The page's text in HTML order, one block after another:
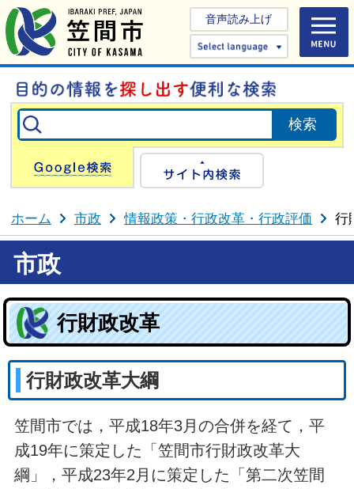
音声読み上げ
Select
Google検索
ホーム 市政 情報政策・行政改革・行政評価 行
市政
行財政改革
行財政改革大綱
笠間市では，平成18年3月の合併を経て，平
成19年に策定した「笠間市行財政改革大
綱」，平成23年2月に策定した「第二次笠間